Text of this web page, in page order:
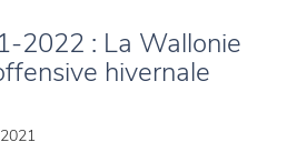
2022 : La Wallonie
hivernale